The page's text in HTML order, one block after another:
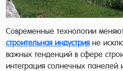
Современные технологии
строительная индустрия не
важных тенденций в сфере
интеграция солнечных панелей